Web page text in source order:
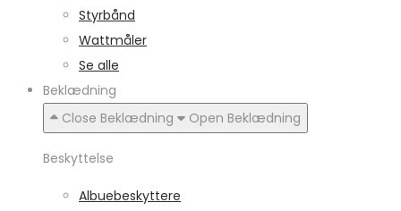
Styrbånd
Wattmåler
Se alle
Beklædning
Close Beklædning
Open Beklædning
Beskyttelse
Albuebeskyttere